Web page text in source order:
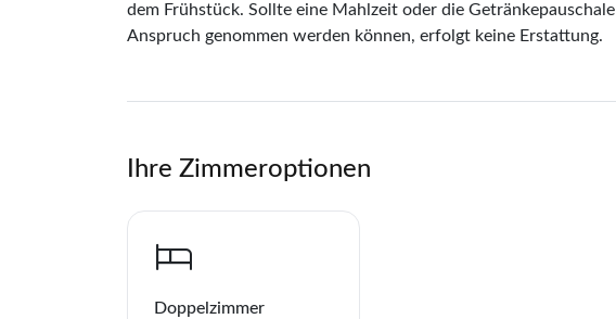
dem Frühstück. Sollte eine Mahlzeit oder die
Anspruch genommen werden können, erfolgt keine Erstattung.
Ihre Zimmeroptionen
Doppelzimmer